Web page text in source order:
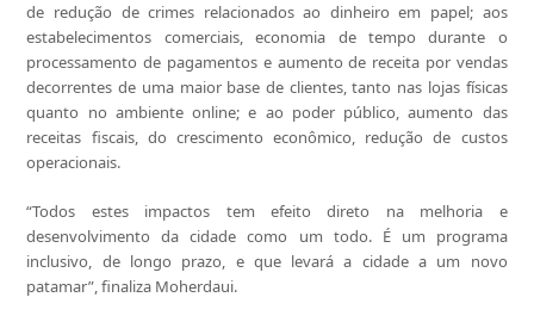
de redução de crimes relacionados ao dinheiro em papel; aos
estabelecimentos comerciais, economia de tempo durante o
processamento de pagamentos e aumento de receita por vendas
decorrentes de uma maior base de clientes, tanto nas lojas físicas
quanto no ambiente online; e ao poder público, aumento das
receitas fiscais, do crescimento econômico, redução de custos
operacionais.
“Todos estes impactos tem efeito direto na melhoria e
desenvolvimento da cidade como um todo. É um programa
inclusivo, de longo prazo, e que levará a cidade a um novo
patamar”, finaliza Moherdaui.